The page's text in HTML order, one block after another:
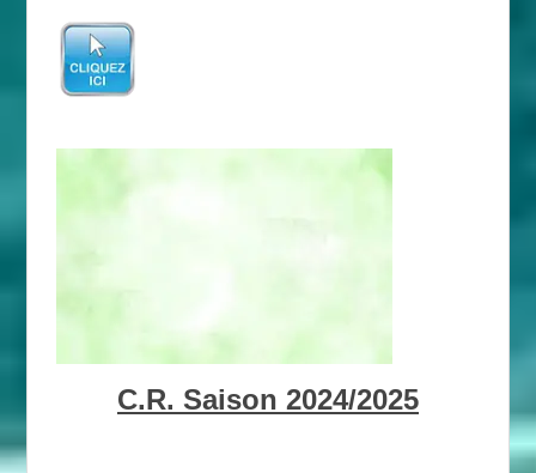
C.R. Saison 2024/2025